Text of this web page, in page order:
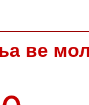
ве